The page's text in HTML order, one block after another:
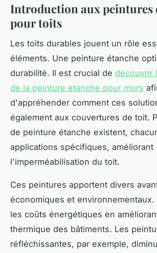
Introduction aux peintures
pour toits
Les toits durables jouent un rôle
éléments. Une peinture étanche
durabilité. Il est crucial de découvrir
de la peinture etanche pour murs
d'appréhender comment ces
également aux couvertures de toit.
de peinture étanche existent,
applications spécifiques, améliorant
l'imperméabilisation du toit.
Ces peintures apportent divers
économiques et
les coûts énergétiques en
thermique des bâtiments. Les
réfléchissantes, par exemple,